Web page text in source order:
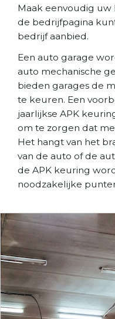
Maak eenvoudig uw
de bedrijfpagina
bedrijf aanbied.
Een auto garage
auto mechanische
bieden garages de
te keuren. Een
jaarlijkse APK
om te zorgen dat
Het hangt van het
van de auto of de
de APK keuring
noodzakelijke